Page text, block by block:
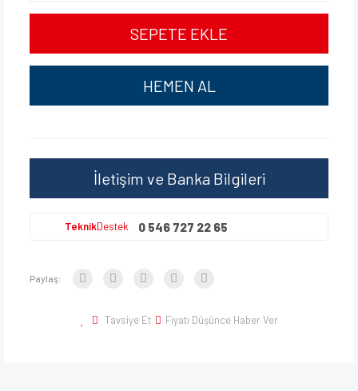
SEPETE EKLE
HEMEN AL
İletişim ve Banka Bilgileri
TeknikDestek 0 546 727 22 65
Paylaş:
Tavsiye Et Fiyatı Düşünce Haber Ver